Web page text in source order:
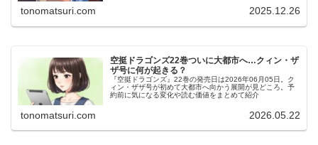
tonomatsuri.com 2025.12.26
空挺ドラゴンズ22巻ついに大都市へ…クィン・ザ
ザ号に何が起きる？
『空挺ドラゴンズ』22巻の発売日は2026年06月05日。ク
ィン・ザザ号が初めて大都市へ向かう展開が見どころ。予
約前に気になる変化や読む価値をまとめて紹介
tonomatsuri.com 2026.05.22